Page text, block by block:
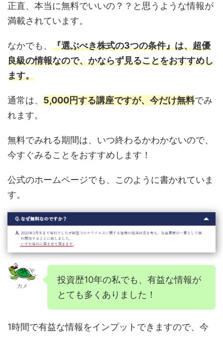
正直、本当に無料でいいの？？と思うような情報が
満載されています。
なかでも、 『選ぶべき株式の3つの条件』は、超優
良級の情報なので、かならず見ることをおすすめし
ます。
通常は、 5,000円する講座ですが、今だけ無料でみ
れます。
無料でみれる期間は、いつ終わるかわかないので、
今すぐみることをおすすめします！
公式のホームページでも、このように書かれていま
す。
カメ
投資歴10年の私でも、有益な情報が
とても多くありました！
1時間で有益な情報をインプットできますので、今